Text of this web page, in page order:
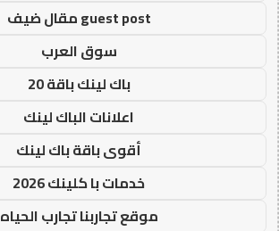
guest post مقال ضيف
سوق العرب
باك لينك باقة 20
اعلانات الباك لينك
أقوى باقة باك لينك
خدمات با كلينك 2026
موقع تجاربنا تجارب الحياه